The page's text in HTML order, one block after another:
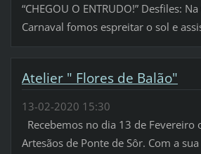
“CHEGOU O ENTRUDO!” Desfiles:
Carnaval fomos espreitar o sol e
Atelier " Flores de Balão"
13-02-2020 15:30
Recebemos no dia 13 de Fevereiro
Artesãos de Ponte de Sôr. Com a